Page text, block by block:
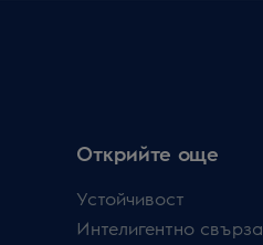
Открийте още
Устойчивост
Интелигентно